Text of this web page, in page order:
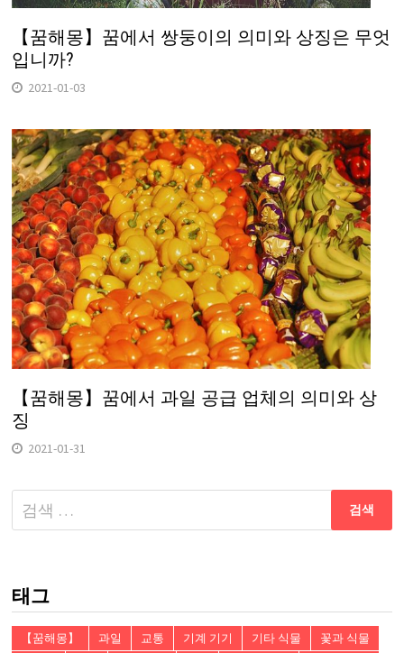
【꿈해몽】꿈에서 쌍둥이의 의미와 상징은 무엇
입니까?
2021-01-03
【꿈해몽】꿈에서 과일 공급 업체의 의미와 상
징
2021-01-31
다
음
태그
【꿈해몽】 과일 교통 기계 기기 기타 식물
꽃과 식물